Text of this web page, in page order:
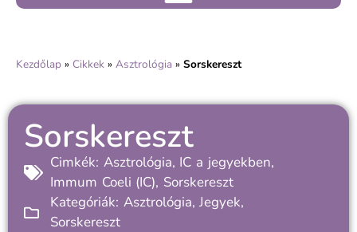
Kezdőlap » Cikkek » Asztrológia » Sorskereszt
Sorskereszt
Cimkék: Asztrológia, IC a jegyekben,
Immum Coeli (IC), Sorskereszt
Kategóriák: Asztrológia,Jegyek,
Sorskereszt